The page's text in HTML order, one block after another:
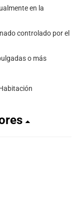
en la
controlado por el
o más